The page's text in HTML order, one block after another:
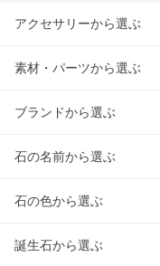
アクセサリーから選ぶ
素材・パーツから選ぶ
ブランドから選ぶ
石の名前から選ぶ
石の色から選ぶ
誕生石から選ぶ